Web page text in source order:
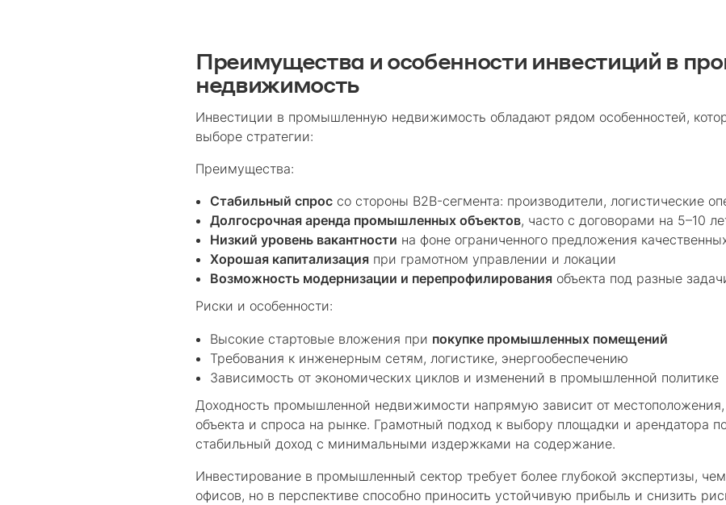
Преимущества и особенности инвестиций в
недвижимость
Инвестиции в промышленную недвижимость обладают рядом особенностей,
выборе стратегии:
Преимущества:
Стабильный спрос со стороны B2B-сегмента: производители, логистические
Долгосрочная аренда промышленных объектов, часто с договорами на 5–10
Низкий уровень вакантности на фоне ограниченного предложения
Хорошая капитализация при грамотном управлении и локации
Возможность модернизации и перепрофилирования объекта под разные
Риски и особенности:
Высокие стартовые вложения при покупке промышленных помещений
Требования к инженерным сетям, логистике, энергообеспечению
Зависимость от экономических циклов и изменений в промышленной политике
Доходность промышленной недвижимости напрямую зависит от местоположения,
объекта и спроса на рынке. Грамотный подход к выбору площадки и арендатора
стабильный доход с минимальными издержками на содержание.
Инвестирование в промышленный сектор требует более глубокой экспертизы,
офисов, но в перспективе способно приносить устойчивую прибыль и снизить